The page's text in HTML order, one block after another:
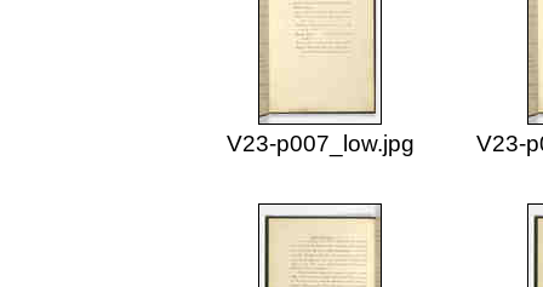
V23-p007_low.jpg V23-